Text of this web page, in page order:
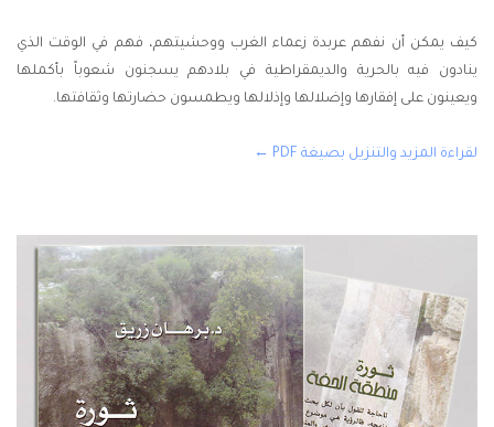
كيف يمكن أن نفهم عربدة زعماء الغرب ووحشيتهم، فهم في الوقت الذي
ينادون فيه بالحرية والديمقراطية في بلادهم يسجنون شعوباً بأكملها
ويعينون على إفقارها وإضلالها وإذلالها ويطمسون حضارتها وثقافتها.
لقراءة المزيد والتنزيل بصيغة PDF ←